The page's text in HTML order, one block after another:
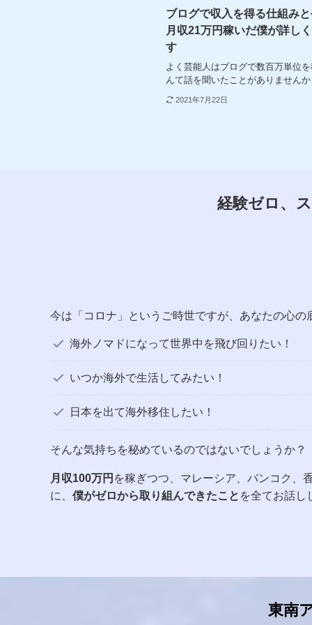
ブログで収入を得る仕組み
月収21万円稼いだ僕が詳し
す
よく芸能人はブログで数百万単位
んて話を聞いたことがありません
2021年7月22日
経験ゼロ、
今は「コロナ」というご時世ですが、あなたの心の
海外ノマドになって世界中を飛び回りたい！
いつか海外で生活してみたい！
日本を出て海外移住したい！
そんな気持ちを秘めているのではないでしょうか？
月収100万円 を稼ぎつつ、マレーシア、バンコク、
に、 僕がゼロから取り組んできたこと を全てお話し
東南